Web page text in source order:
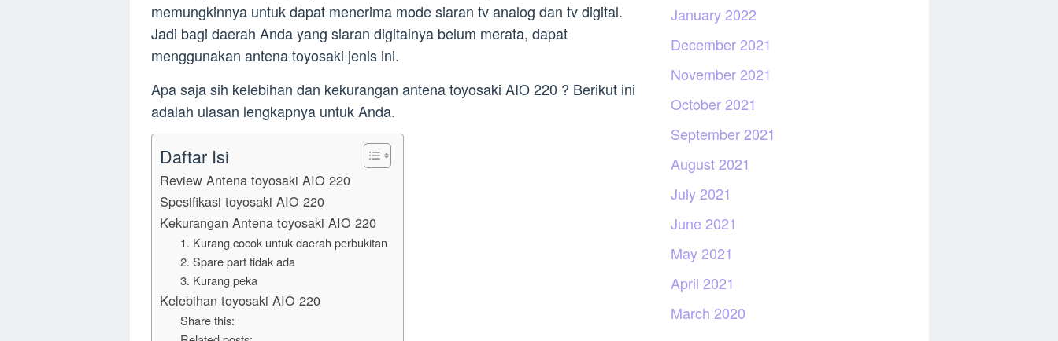
memungkinnya untuk dapat menerima mode siaran tv analog dan tv digital.
Jadi bagi daerah Anda yang siaran digitalnya belum merata, dapat
menggunakan antena toyosaki jenis ini.
Apa saja sih kelebihan dan kekurangan antena toyosaki AIO 220 ? Berikut ini
adalah ulasan lengkapnya untuk Anda.
Daftar Isi
Review Antena toyosaki AIO 220
Spesifikasi toyosaki AIO 220
Kekurangan Antena toyosaki AIO 220
1. Kurang cocok untuk daerah perbukitan
2. Spare part tidak ada
3. Kurang peka
Kelebihan toyosaki AIO 220
Share this:
January 2022
December 2021
November 2021
October 2021
September 2021
August 2021
July 2021
June 2021
May 2021
April 2021
March 2020